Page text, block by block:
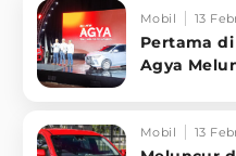
Mobil 13
Pertama
Agya
Mobil 13